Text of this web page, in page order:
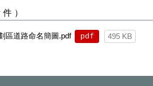
）
區道路命名簡圖.pdf pdf 495 KB